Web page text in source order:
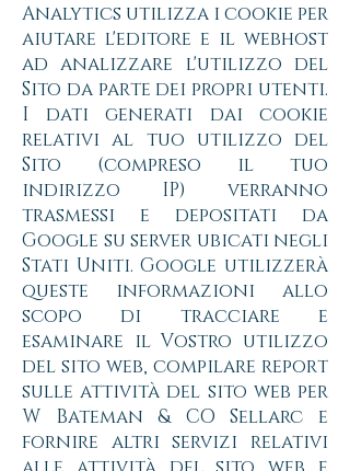
Analytics utilizza i cookie per
aiutare l'editore e il webhost
ad analizzare l'utilizzo del
Sito da parte dei propri utenti.
I dati generati dai cookie
relativi al tuo utilizzo del
Sito (compreso il tuo
indirizzo IP) verranno
trasmessi e depositati da
Google su server ubicati negli
Stati Uniti. Google utilizzerà
queste informazioni allo
scopo di tracciare e
esaminare il Vostro utilizzo
del sito web, compilare report
sulle attività del sito web per
W Bateman & CO Sellarc e
fornire altri servizi relativi